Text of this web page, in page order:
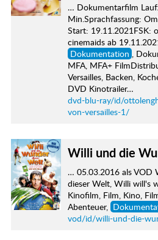
… Dokumentarfilm
Min.Sprachfassung:
Start: 19.11.2021FSK:
cinemaids ab
Dokumentation ,
MFA, MFA+
Versailles, Backen,
DVD Kinotrailer…
dvd-blu-ray/id/
von-versailles-1/
Willi und die
… 05.03.2016 als VOD
dieser Welt, Willi will's
Kinofilm, Film, Kino,
Abenteuer,
vod/id/willi-und-die-